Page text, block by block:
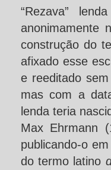
“Rezava”
anonimamente
construção do
afixado esse
e reeditado
mas com a
lenda teria
Max Ehrmann
publicando-o
do termo latino